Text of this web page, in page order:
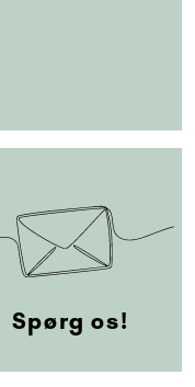
Spørg os!